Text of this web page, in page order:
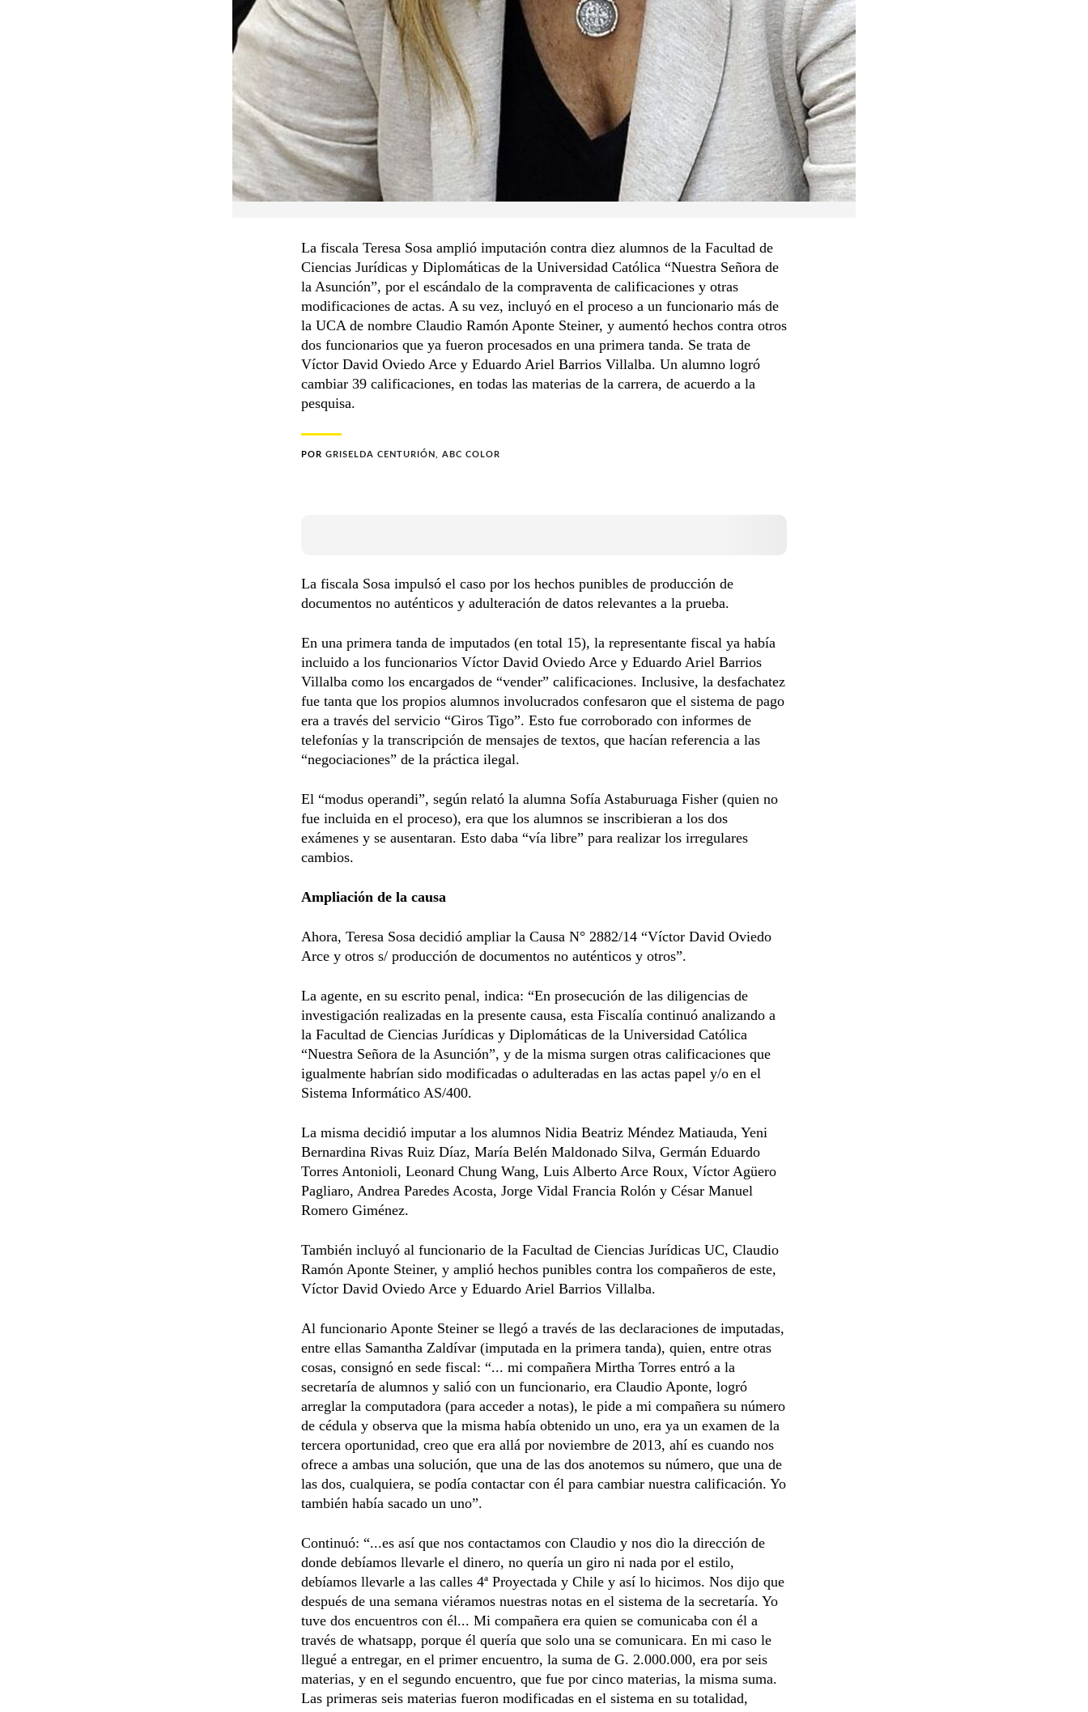
La fiscala Teresa Sosa amplió imputación contra diez alumnos de la Facultad de
Ciencias Jurídicas y Diplomáticas de la Universidad Católica “Nuestra Señora de
la Asunción”, por el escándalo de la compraventa de calificaciones y otras
modificaciones de actas. A su vez, incluyó en el proceso a un funcionario más de
la UCA de nombre Claudio Ramón Aponte Steiner, y aumentó hechos contra otros
dos funcionarios que ya fueron procesados en una primera tanda. Se trata de
Víctor David Oviedo Arce y Eduardo Ariel Barrios Villalba. Un alumno logró
cambiar 39 calificaciones, en todas las materias de la carrera, de acuerdo a la
pesquisa.
POR GRISELDA CENTURIÓN, ABC COLOR
La fiscala Sosa impulsó el caso por los hechos punibles de producción de
documentos no auténticos y adulteración de datos relevantes a la prueba.
En una primera tanda de imputados (en total 15), la representante fiscal ya había
incluido a los funcionarios Víctor David Oviedo Arce y Eduardo Ariel Barrios
Villalba como los encargados de “vender” calificaciones. Inclusive, la desfachatez
fue tanta que los propios alumnos involucrados confesaron que el sistema de pago
era a través del servicio “Giros Tigo”. Esto fue corroborado con informes de
telefonías y la transcripción de mensajes de textos, que hacían referencia a las
“negociaciones” de la práctica ilegal.
El “modus operandi”, según relató la alumna Sofía Astaburuaga Fisher (quien no
fue incluida en el proceso), era que los alumnos se inscribieran a los dos
exámenes y se ausentaran. Esto daba “vía libre” para realizar los irregulares
cambios.
Ampliación de la causa
Ahora, Teresa Sosa decidió ampliar la Causa N° 2882/14 “Víctor David Oviedo
Arce y otros s/ producción de documentos no auténticos y otros”.
La agente, en su escrito penal, indica: “En prosecución de las diligencias de
investigación realizadas en la presente causa, esta Fiscalía continuó analizando a
la Facultad de Ciencias Jurídicas y Diplomáticas de la Universidad Católica
“Nuestra Señora de la Asunción”, y de la misma surgen otras calificaciones que
igualmente habrían sido modificadas o adulteradas en las actas papel y/o en el
Sistema Informático AS/400.
La misma decidió imputar a los alumnos Nidia Beatriz Méndez Matiauda, Yeni
Bernardina Rivas Ruiz Díaz, María Belén Maldonado Silva, Germán Eduardo
Torres Antonioli, Leonard Chung Wang, Luis Alberto Arce Roux, Víctor Agüero
Pagliaro, Andrea Paredes Acosta, Jorge Vidal Francia Rolón y César Manuel
Romero Giménez.
También incluyó al funcionario de la Facultad de Ciencias Jurídicas UC, Claudio
Ramón Aponte Steiner, y amplió hechos punibles contra los compañeros de este,
Víctor David Oviedo Arce y Eduardo Ariel Barrios Villalba.
Al funcionario Aponte Steiner se llegó a través de las declaraciones de imputadas,
entre ellas Samantha Zaldívar (imputada en la primera tanda), quien, entre otras
cosas, consignó en sede fiscal: “... mi compañera Mirtha Torres entró a la
secretaría de alumnos y salió con un funcionario, era Claudio Aponte, logró
arreglar la computadora (para acceder a notas), le pide a mi compañera su número
de cédula y observa que la misma había obtenido un uno, era ya un examen de la
tercera oportunidad, creo que era allá por noviembre de 2013, ahí es cuando nos
ofrece a ambas una solución, que una de las dos anotemos su número, que una de
las dos, cualquiera, se podía contactar con él para cambiar nuestra calificación. Yo
también había sacado un uno”.
Continuó: “...es así que nos contactamos con Claudio y nos dio la dirección de
donde debíamos llevarle el dinero, no quería un giro ni nada por el estilo,
debíamos llevarle a las calles 4ª Proyectada y Chile y así lo hicimos. Nos dijo que
después de una semana viéramos nuestras notas en el sistema de la secretaría. Yo
tuve dos encuentros con él... Mi compañera era quien se comunicaba con él a
través de whatsapp, porque él quería que solo una se comunicara. En mi caso le
llegué a entregar, en el primer encuentro, la suma de G. 2.000.000, era por seis
materias, y en el segundo encuentro, que fue por cinco materias, la misma suma.
Las primeras seis materias fueron modificadas en el sistema en su totalidad,